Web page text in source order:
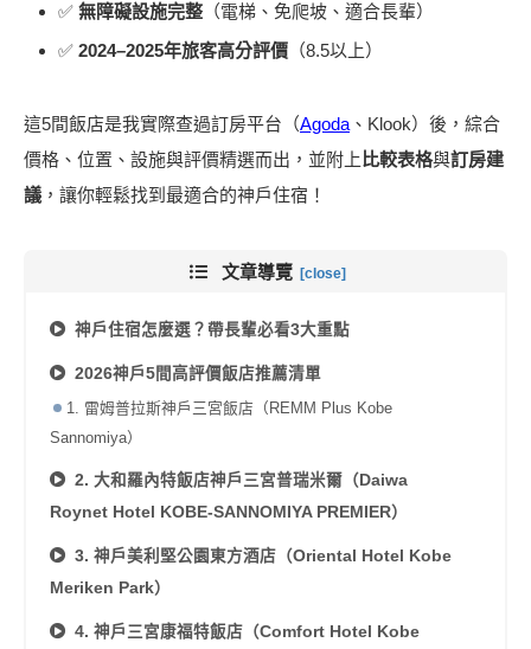
✅ 無障礙設施完整 （電梯、免爬坡、適合長輩）
✅ 2024–2025年旅客高分評價 （8.5以上）
這5間飯店是我實際查過訂房平台（Agoda 、Klook）後，綜合
價格、位置、設施與評價精選而出，並附上 比較表格與訂房建
議 ，讓你輕鬆找到最適合的神戶住宿！
文章導覽
神戶住宿怎麼選？帶長輩必看3大重點
2026神戶5間高評價飯店推薦清單
1. 雷姆普拉斯神戶三宮飯店（REMM Plus Kobe
Sannomiya）
2. 大和羅內特飯店神戶三宮普瑞米爾（Daiwa
Roynet Hotel KOBE-SANNOMIYA PREMIER）
3. 神戶美利堅公園東方酒店（Oriental Hotel Kobe
Meriken Park）
4. 神戶三宮康福特飯店（Comfort Hotel Kobe